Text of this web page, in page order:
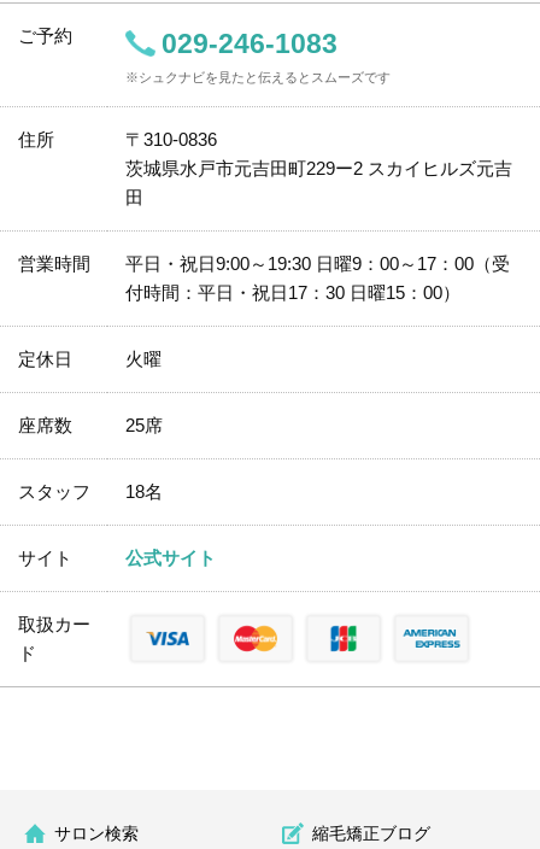
ご予約 029-246-1083
※シュクナビを見たと伝えるとスムーズです
住所
〒310-0836
茨城県水戸市元吉田町229ー2 スカイヒルズ元吉
田
営業時間
平日・祝日9:00～19:30 日曜9：00～17：00（受
付時間：平日・祝日17：30 日曜15：00）
定休日 火曜
座席数 25席
スタッフ 18名
サイト 公式サイト
取扱カー
ド
サロン検索 縮毛矯正ブログ